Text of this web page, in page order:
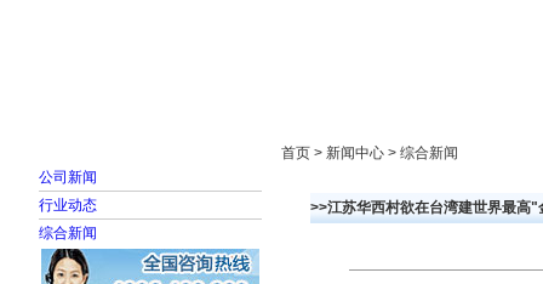
公司新闻
行业动态
综合新闻
首页 > 新闻中心 > 综合新闻
>>江苏华西村欲在台湾建世界最高"